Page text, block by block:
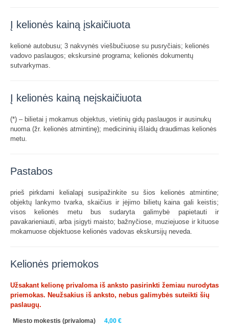
Į kelionės kainą įskaičiuota
kelionė autobusu; 3 nakvynės viešbučiuose su pusryčiais; kelionės
vadovo paslaugos; ekskursinė programa; kelionės dokumentų
sutvarkymas.
Į kelionės kainą neįskaičiuota
(*) – bilietai į mokamus objektus, vietinių gidų paslaugos ir ausinukų
nuoma (žr. kelionės atmintinę); medicininių išlaidų draudimas kelionės
metu.
Pastabos
prieš pirkdami kelialapį susipažinkite su šios kelionės atmintine;
objektų lankymo tvarka, skaičius ir įėjimo bilietų kaina gali keistis;
visos kelionės metu bus sudaryta galimybė papietauti ir
pavakarieniauti, arba įsigyti maisto; bažnyčiose, muziejuose ir kituose
mokamuose objektuose kelionės vadovas ekskursijų neveda.
Kelionės priemokos
Užsakant kelionę privaloma iš anksto pasirinkti žemiau nurodytas
priemokas. Neužsakius iš anksto, nebus galimybės suteikti šių
paslaugų.
Miesto mokestis (privaloma)
4,00 €